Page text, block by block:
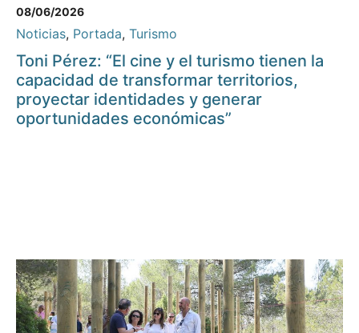
08/06/2026
Noticias, Portada, Turismo
Toni Pérez: “El cine y el turismo tienen la
capacidad de transformar territorios,
proyectar identidades y generar
oportunidades económicas”